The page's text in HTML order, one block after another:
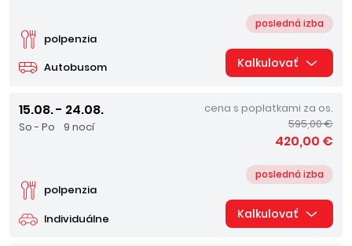
Autobusom
polpenzia
posledná izba
Kalkulovať
15.08. - 24.08.
So - Po 9 nocí
Individuálne
polpenzia
posledná izba
cena s poplatkami za os.
595,00 €
420,00 €
Kalkulovať